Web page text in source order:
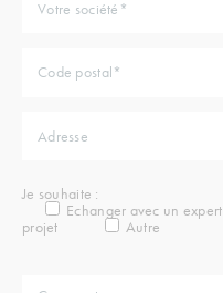
Je souhaite :
Echanger avec un expert
projet
Autre